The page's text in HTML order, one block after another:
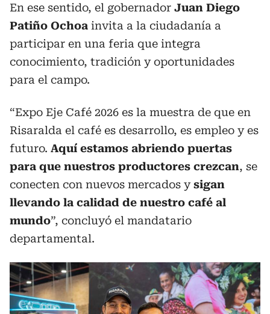
En ese sentido, el gobernador Juan Diego
Patiño Ochoa invita a la ciudadanía a
participar en una feria que integra
conocimiento, tradición y oportunidades
para el campo.
“Expo Eje Café 2026 es la muestra de que en
Risaralda el café es desarrollo, es empleo y es
futuro. Aquí estamos abriendo puertas
para que nuestros productores crezcan, se
conecten con nuevos mercados ysigan
llevando la calidad de nuestro café al
mundo”, concluyó el mandatario
departamental.